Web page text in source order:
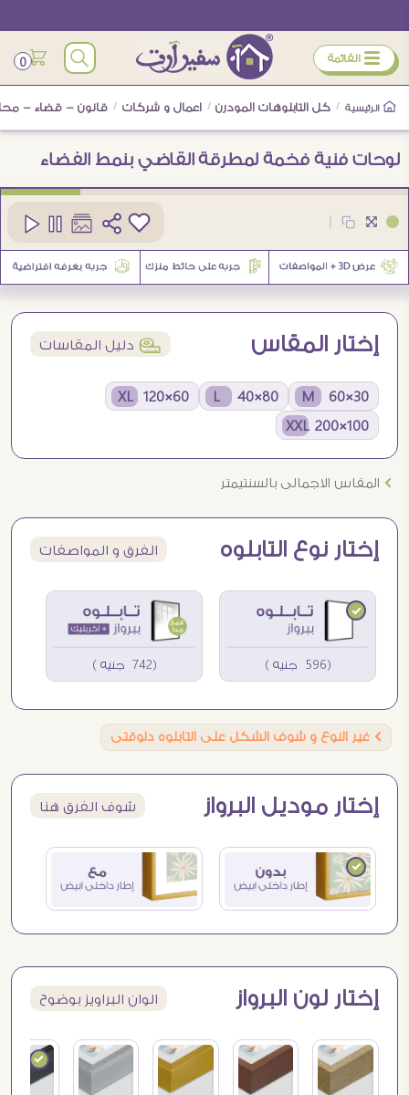
ÿ القائمة 0
الرئيسية / كل التابلوهات المودرن / اعمال و شركات / قانون - قضاء -
لوحات فنية فخمة لمطرقة القاضي بنمط الفضاء
إختار المقاس í دليل المقاسات
30×60 M
80×40 L
60×120 XL
100×200 XXL
Ö المقاس الاجمالى بالسنتيمتر
إختار نوع التابلوه الفرق و المواصفات
(596 جنيه ) (742 جنيه )
Ö غير النوع و شوف الشكل على التابلوه دلوقتى
إختار موديل البرواز شوف الفرق هنا
إختار لون البرواز الوان البراويز بوضوح